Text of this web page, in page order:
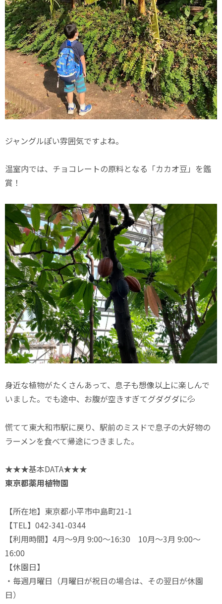
ジャングルぽい雰囲気ですよね。
温室内では、チョコレートの原料となる「カカオ豆」を鑑
賞！
身近な植物がたくさんあって、息子も想像以上に楽しんで
いました。でも途中、お腹が空きすぎてグダグダに💦
慌てて東大和市駅に戻り、駅前のミスドで息子の大好物の
ラーメンを食べて帰途につきました。
★★★基本DATA★★★
東京都薬用植物園
【所在地】東京都小平市中島町21-1
【TEL】042-341-0344
【利用時間】4月～9月 9:00～16:30 10月～3月 9:00～
16:00
【休園日】
・毎週月曜日（月曜日が祝日の場合は、その翌日が休園
日）